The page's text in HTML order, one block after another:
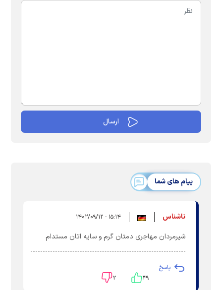
پیام های شما
ناشناس ۱۵:۱۴ - ۱۴۰۲/۰۹/۱۲
شیرمردان مهاجری دمتان گرم و سایه اتان مستدام
پاسخ
۴۹ ۲